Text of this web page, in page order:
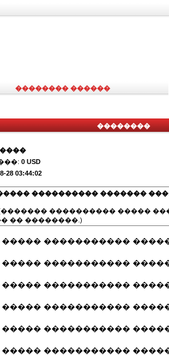
�������� ������
��������
0 USD
28 03:44:02
���������� �������
���������� �����
�� ��������.)
�����������
�����������
�����������
�����������
�����������
�����������